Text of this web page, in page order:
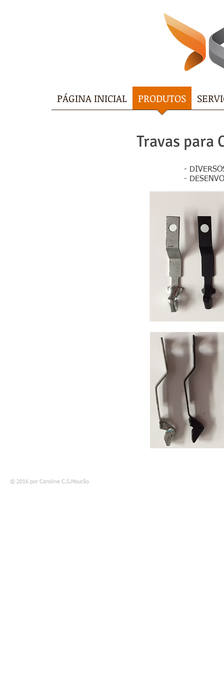
PÁGINA INICIAL PRODUTOS
Travas para
-
-
© 2016 por Caroline C.S.Mourão